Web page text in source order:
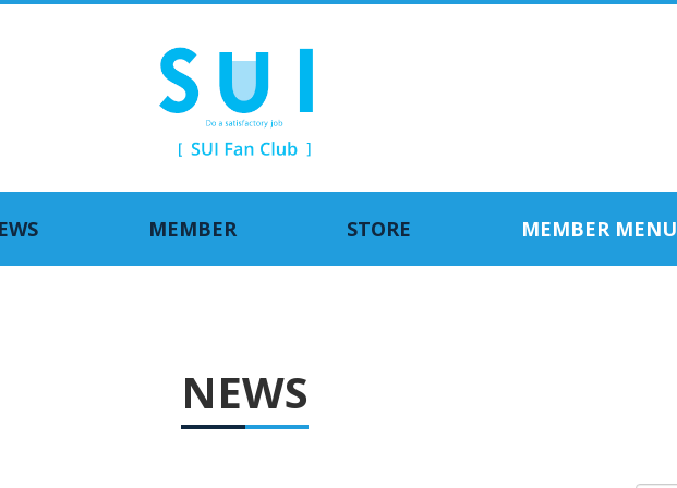
MEMBER STORE MEMBER MENU
NEWS